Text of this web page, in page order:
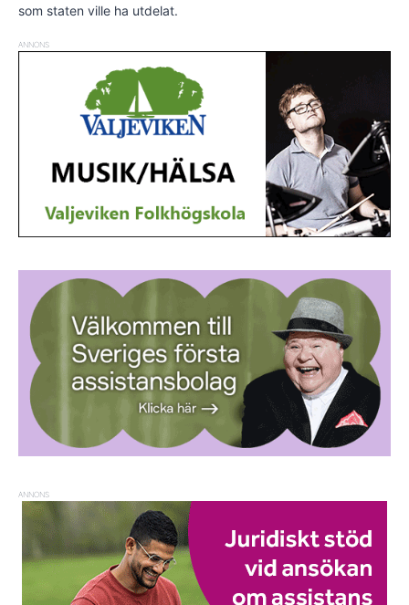
som staten ville ha utdelat.
ANNONS
ANNONS